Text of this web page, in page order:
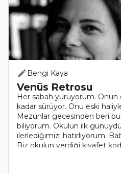
Bengi Kaya
Venüs Retrosu
Her sabah yürüyorum.
kadar sürüyor. Onu eski
Mezunlar gecesinden beri
biliyorum. Okulun ilk
ilerlediğimizi hatırlıyorum.
Biz okulun verdiği kıyafet